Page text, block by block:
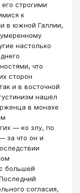
строгими
к
в южной Галлии,
настолько
что
сторон
и в восточной
нашёл
в монахе
— ко злу, по
за что он и
большей
согласия,